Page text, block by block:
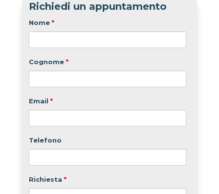
Richiedi un appuntamento
Nome *
Cognome *
Email *
Telefono
Richiesta *